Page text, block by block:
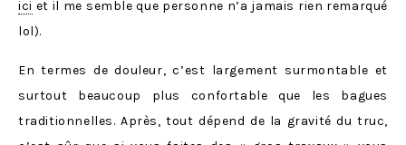
ici et il me semble que personne n’a jamais rien remarqué
lol).
En termes de douleur, c’est largement surmontable et
surtout beaucoup plus confortable que les bagues
traditionnelles. Après, tout dépend de la gravité du truc,